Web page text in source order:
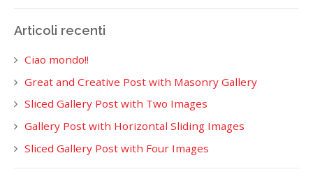
Articoli recenti
Ciao mondo!!
Great and Creative Post with Masonry Gallery
Sliced Gallery Post with Two Images
Gallery Post with Horizontal Sliding Images
Sliced Gallery Post with Four Images